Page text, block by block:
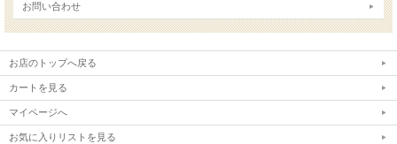
お問い合わせ
お店のトップへ戻る
カートを見る
マイページへ
お気に入りリストを見る